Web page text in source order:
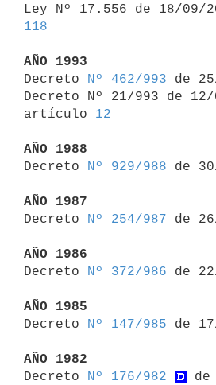
118
AÑO 1993
Decreto
Nº 462/993 de
Decreto Nº 21/993 de 12/
artículo 12
AÑO 1988
Decreto
Nº 929/988 de
AÑO 1987
Decreto
Nº 254/987 de
AÑO 1986
Decreto
Nº 372/986 de
AÑO 1985
Decreto
Nº 147/985 de
AÑO 1982
Decreto
Nº 176/982 de